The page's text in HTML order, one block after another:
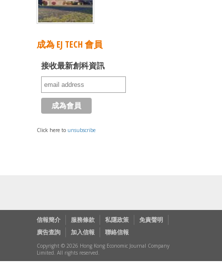
成為 EJ TECH 會員
接收最新創科資訊
Click here to unsubscribe
信報簡介 服務條款 私隱政策
免責聲明
廣告查詢
加入信報 聯絡信報
Copyright © 2026 Hong Kong Economic Journal Company
Limited. All rights reserved.